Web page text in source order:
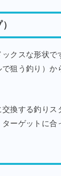
クスな形状
狙う釣り）
換する釣り
ーゲットに